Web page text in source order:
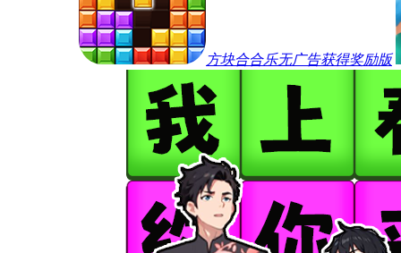
方块合合乐无广告获得奖励版